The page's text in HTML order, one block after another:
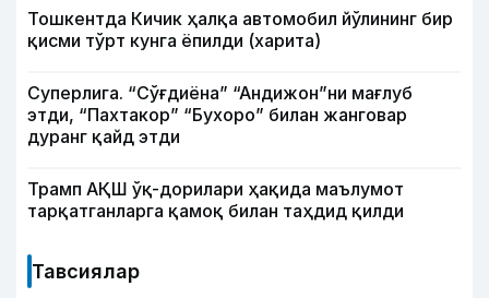
Тошкентда Кичик ҳалқа автомобил йўлининг бир
қисми тўрт кунга ёпилди (харита)
Суперлига. “Сўғдиёна” “Андижон”ни мағлуб
этди, “Пахтакор” “Бухоро” билан жанговар
дуранг қайд этди
Трамп АҚШ ўқ-дорилари ҳақида маълумот
тарқатганларга қамоқ билан таҳдид қилди
Тавсиялар